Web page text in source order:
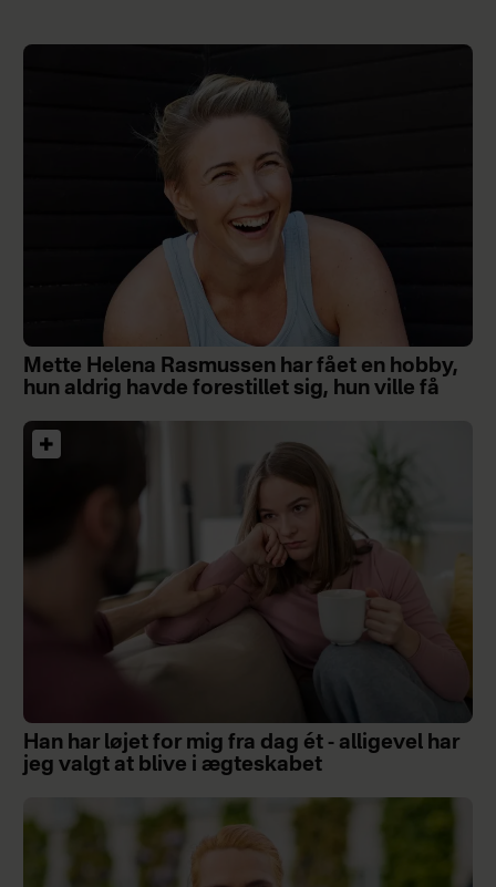
Mette Helena Rasmussen har fået en hobby,
hun aldrig havde forestillet sig, hun ville få
Han har løjet for mig fra dag ét - alligevel har
jeg valgt at blive i ægteskabet